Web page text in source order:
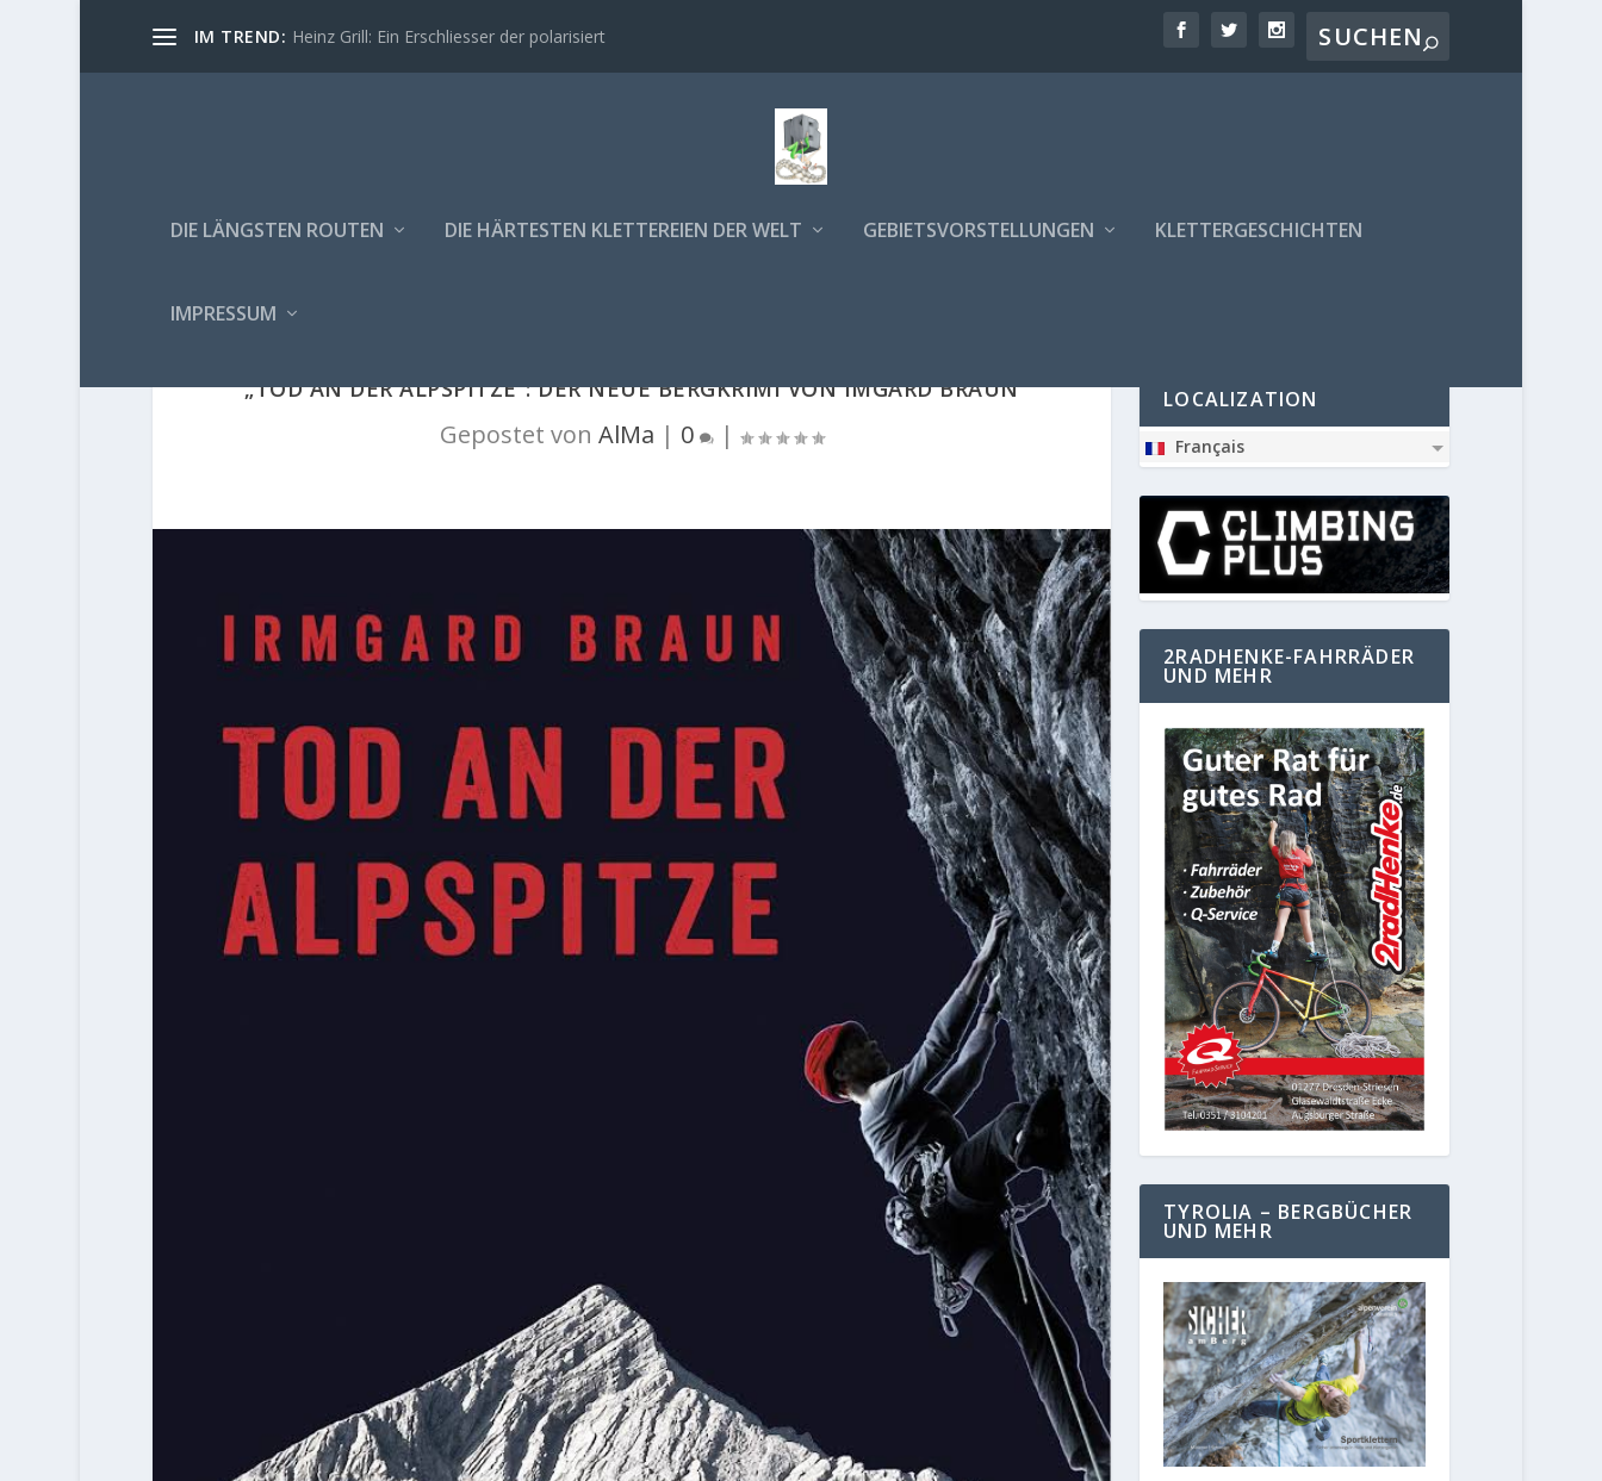
IM TREND: Heinz Grill: Ein Erschliesser der polarisiert
DIE LÄNGSTEN ROUTEN DIE HÄRTESTEN KLETTEREIEN DER WELT GEBIETSVORSTELLUNGEN KLETTERGESCHICHTEN
IMPRESSUM
„TOD AN DER ALPSPITZE“: DER NEUE BERGKRIMI VON IMGARD BRAUN
Gepostet von AlMa | 0 |
LOCALIZATION
Français
2RADHENKE-FAHRRÄDER
UND MEHR
TYROLIA – BERGBÜCHER
UND MEHR